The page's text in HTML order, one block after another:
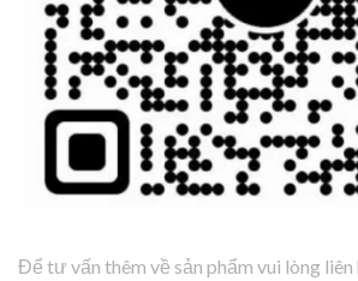
Để tư vấn thêm về sản phẩm vui lòng liên